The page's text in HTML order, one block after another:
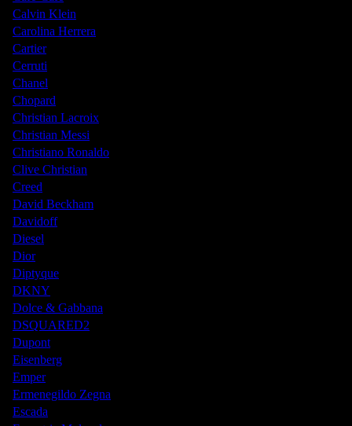
Calvin Klein
Carolina Herrera
Cartier
Cerruti
Chanel
Chopard
Christian Lacroix
Christian Messi
Christiano Ronaldo
Clive Christian
Creed
David Beckham
Davidoff
Diesel
Dior
Diptyque
DKNY
Dolce & Gabbana
DSQUARED2
Dupont
Eisenberg
Emper
Ermenegildo Zegna
Escada